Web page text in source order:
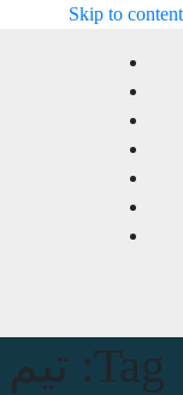
Skip to content
Tag: